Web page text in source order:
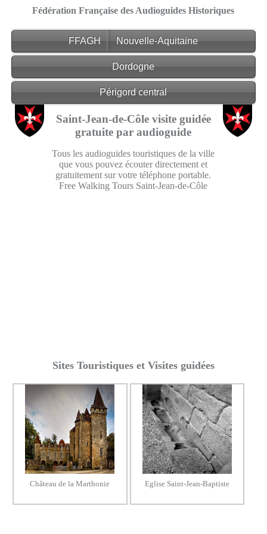
Fédération Française des Audioguides Historiques
FFAGH Nouvelle-Aquitaine
Dordogne
Périgord central
Saint-Jean-de-Côle visite guidée
gratuite par audioguide
Tous les audioguides touristiques de la ville
que vous pouvez écouter directement et
gratuitement sur votre téléphone portable.
Free Walking Tours Saint-Jean-de-Côle
Sites Touristiques et Visites guidées
Château de la Marthonie Eglise Saint-Jean-Baptiste